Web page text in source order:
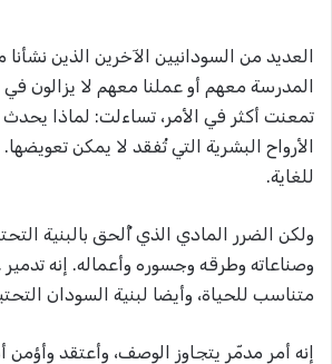
العديد من السودانيين الآخرين الذين
المدرسة معهم أو عملنا معهم لا يزالون في
تمعنت أكثر في الأمر، تساءلت: لماذا
الأرواح البشرية التي تُفقد لا يمكن
للغاية.
ولكن الضرر المادي الذي أُلحق بالبنية
وصناعاته وطرقه وجسوره وأعماله. إنه
متناسب للحياة، وأيضا لبنية السودان
إنه أمر مدمّر يتجاوز الوصف، وأعتقد وأؤمن